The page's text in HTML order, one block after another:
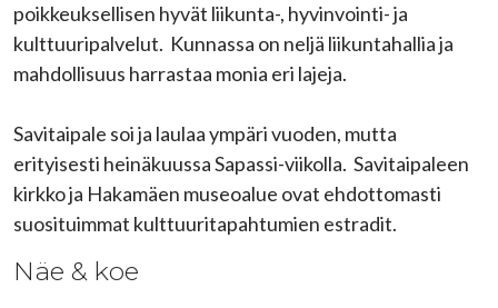
poikkeuksellisen hyvät liikunta-, hyvinvointi- ja
kulttuuripalvelut. Kunnassa on neljä liikuntahallia ja
mahdollisuus harrastaa monia eri lajeja.
Savitaipale soi ja laulaa ympäri vuoden, mutta
erityisesti heinäkuussa Sapassi-viikolla. Savitaipaleen
kirkko ja Hakamäen museoalue ovat ehdottomasti
suosituimmat kulttuuritapahtumien estradit.
Näe & koe